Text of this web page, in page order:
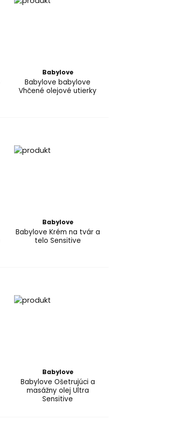
Babylove
Babylove babylove
Vhčené olejové utierky
Babylove
Babylove Krém na tvár a
telo Sensitive
Babylove
Babylove Ošetrujúci a
masážny olej Ultra
Sensitive